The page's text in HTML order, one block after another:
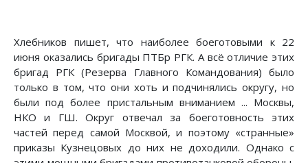
Хлебников пишет, что наиболее боеготовыми к 22
июня оказались бригады ПТБр РГК. А всё отличие этих
бригад РГК (Резерва Главного Командования) было
только в том, что они хоть и подчинялись округу, но
были под более пристальным вниманием ... Москвы,
НКО и ГШ. Округ отвечал за боеготовность этих
частей перед самой Москвой, и поэтому «странные»
приказы Кузнецовых до них не доходили. Однако с